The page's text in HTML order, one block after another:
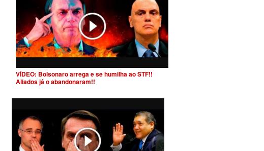
VÍDEO: Bolsonaro arrega e se humilha ao STF!!
Aliados já o abandonaram!!